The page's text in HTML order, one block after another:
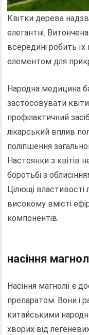
Квітки дерева
елегантні.
всередині робить
елементом для
Народна медицина
застосовувати
профілактичний
лікарський вплив
поліпшення
Настоянки з квітів
боротьбі з
Цілющі властивості
високому вмісті
компонентів.
насіння
Насіння магнолії є
препаратом. Вони і
китайськими
хворих від